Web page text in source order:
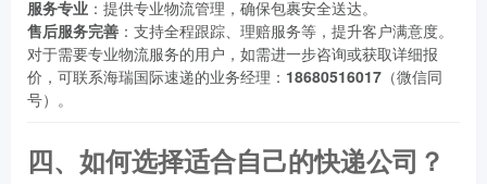
服务专业 ：提供专业物流管理，确保包裹安全送达。
售后服务完善 ：支持全程跟踪、理赔服务等，提升客户满意度。
对于需要专业物流服务的用户，如需进一步咨询或获取详细报
价，可联系海瑞国际速递的业务经理： 18680516017 （微信同
号）。
四、如何选择适合自己的快递公司？